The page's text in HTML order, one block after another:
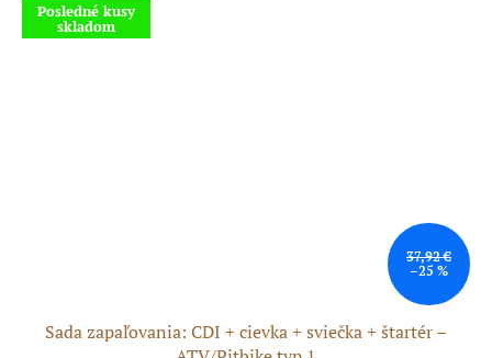
Posledné kusy
skladom
37,92 €
–25 %
Sada zapaľovania: CDI + cievka + sviečka + štartér –